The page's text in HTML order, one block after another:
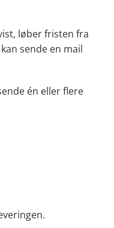
løber fristen fra
sende en mail
én eller flere